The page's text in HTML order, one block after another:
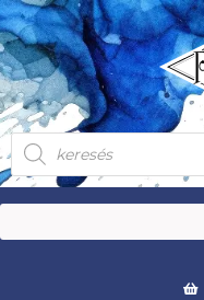
Skip
to
content
Products
search